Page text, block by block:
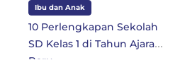
Ibu dan Anak
10 Perlengkapan Sekolah
SD Kelas 1 di Tahun Ajaran
Baru